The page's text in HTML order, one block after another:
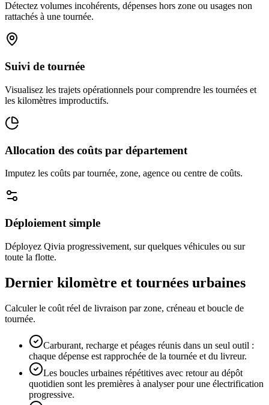
Détectez volumes incohérents, dépenses hors zone ou usages non
rattachés à une tournée.
Suivi de tournée
Visualisez les trajets opérationnels pour comprendre les tournées et
les kilomètres improductifs.
Allocation des coûts par département
Imputez les coûts par tournée, zone, agence ou centre de coûts.
Déploiement simple
Déployez Qivia progressivement, sur quelques véhicules ou sur
toute la flotte.
Dernier kilomètre et tournées urbaines
Calculer le coût réel de livraison par zone, créneau et boucle de
tournée.
Carburant, recharge et péages réunis dans un seul outil :
chaque dépense est rapprochée de la tournée et du livreur.
Les boucles urbaines répétitives avec retour au dépôt
quotidien sont les premières à analyser pour une électrification
progressive.